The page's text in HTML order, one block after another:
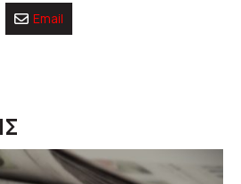
Email